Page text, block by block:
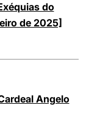
do
de 2025]
Angelo